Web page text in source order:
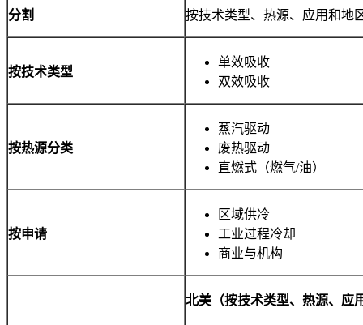
分割 按技术类型、热源、应用和地
按技术类型
单效吸收
双效吸收
按热源分类
蒸汽驱动
废热驱动
直燃式（燃气/油）
按申请
区域供冷
工业过程冷却
商业与机构
北美（按技术类型、热源、应